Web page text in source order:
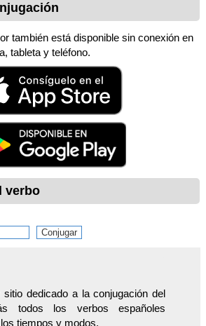
también está disponible sin conexión en
tableta y teléfono.
verbo
dedicado a la conjugación del
todos los verbos españoles
tiempos y modos.